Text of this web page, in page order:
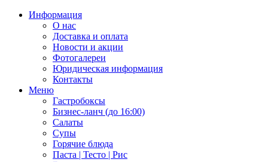
Информация
О нас
Доставка и оплата
Новости и акции
Фотогалереи
Юридическая информация
Контакты
Меню
Гастробоксы
Бизнес-ланч (до 16:00)
Салаты
Супы
Горячие блюда
Паста | Тесто | Рис